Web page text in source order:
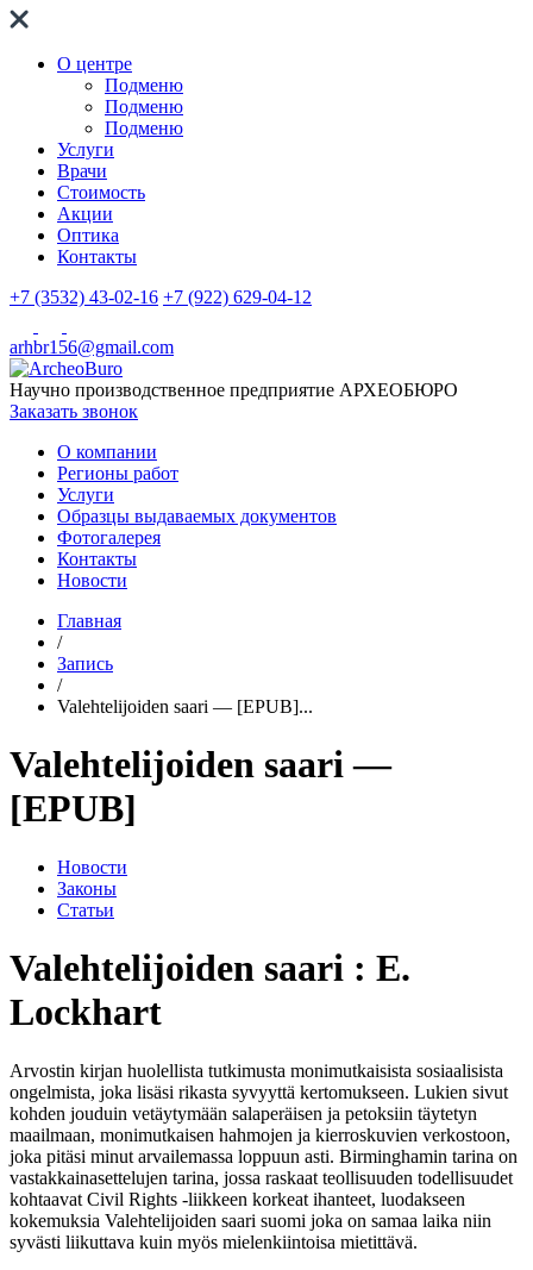
О центре
Подменю
Подменю
Подменю
Услуги
Врачи
Стоимость
Акции
Оптика
Контакты
+7 (3532) 43-02-16 +7 (922) 629-04-12
arhbr156@gmail.com
Научно производственное предприятие АРХЕОБЮРО
Заказать звонок
О компании
Регионы работ
Услуги
Образцы выдаваемых документов
Фотогалерея
Контакты
Новости
Главная
/
Запись
/
Valehtelijoiden saari — [EPUB]...
Valehtelijoiden saari —
[EPUB]
Новости
Законы
Статьи
Valehtelijoiden saari : E.
Lockhart
Arvostin kirjan huolellista tutkimusta monimutkaisista sosiaalisista
ongelmista, joka lisäsi rikasta syvyyttä kertomukseen. Lukien sivut
kohden jouduin vetäytymään salaperäisen ja petoksiin täytetyn
maailmaan, monimutkaisen hahmojen ja kierroskuvien verkostoon,
joka pitäsi minut arvailemassa loppuun asti. Birminghamin tarina on
vastakkainasettelujen tarina, jossa raskaat teollisuuden todellisuudet
kohtaavat Civil Rights -liikkeen korkeat ihanteet, luodakseen
kokemuksia Valehtelijoiden saari suomi joka on samaa laika niin
syvästi liikuttava kuin myös mielenkiintoisa mietittävä.